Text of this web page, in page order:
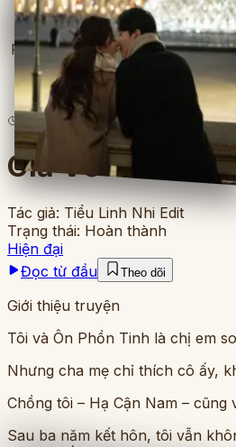
Full
lượt đọc· chương
Giả Vờ Yêu Sâu
Tác giả: Tiểu Linh Nhi Edit
Trạng thái: Hoàn thành
Hiện đại
Đọc từ đầu
Theo dõi
Giới thiệu truyện
Tôi và Ôn Phồn Tinh là chị em
Nhưng cha mẹ chỉ thích cô ấy,
Chồng tôi – Hạ Cận Nam – cũng
Sau ba năm kết hôn, tôi vẫn